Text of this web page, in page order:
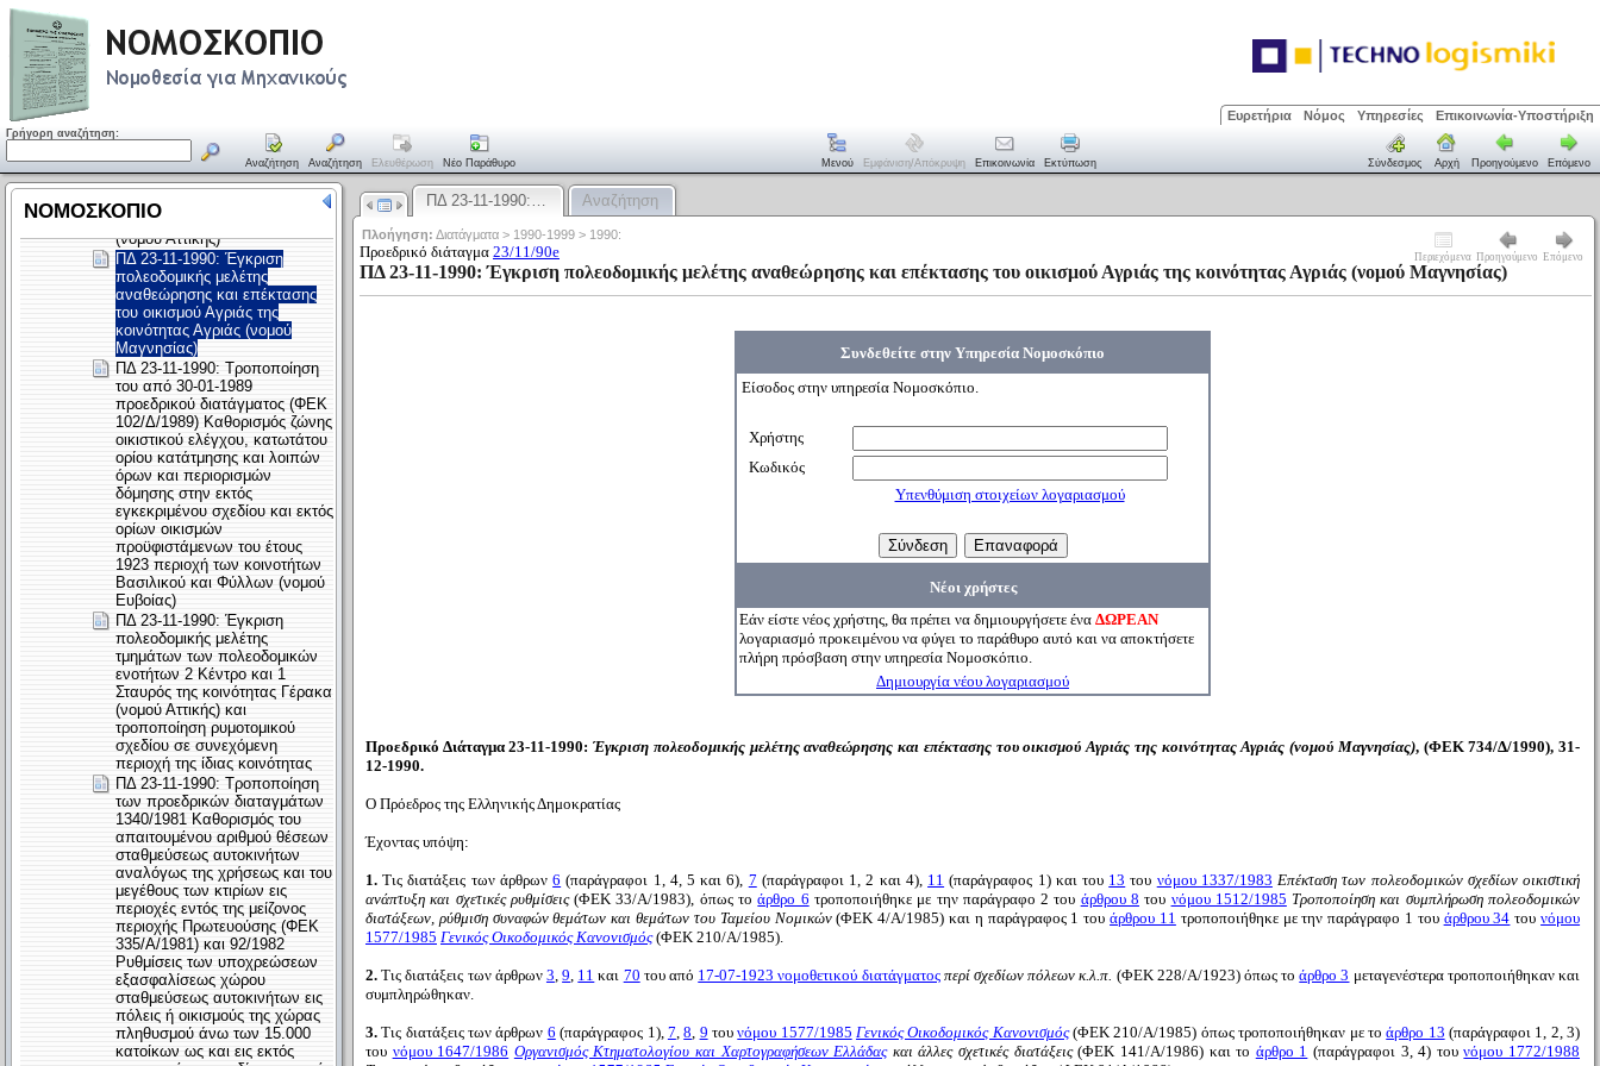
Ευρετήρια Νόμος Υπηρεσίες Επικοινωνία-Υποστήριξη
Γρήγορη αναζήτηση:
Αναζήτηση Αναζήτηση Ελευθέρωση Νέο Παράθυρο Μενού Εμφάνιση/απόκρυψη Επικοινωνία Εκτύπωση Σύνδεσμος Αρχή Προηγούμενο Επόμενο
ΠΔ 23-11-1990:… Αναζήτηση